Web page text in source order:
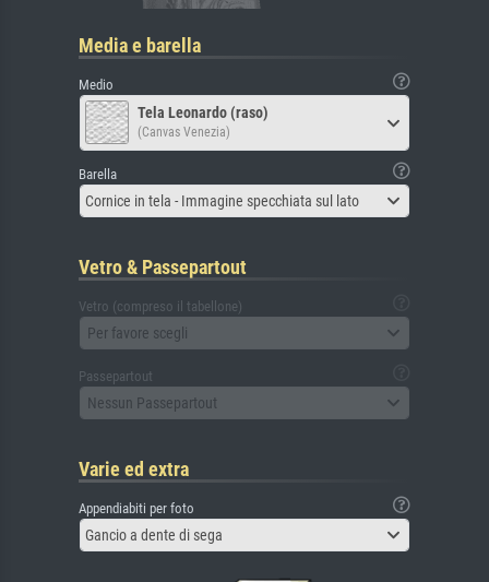
Media e barella
Medio
Tela Leonardo (raso)
(Canvas Venezia)
Barella
Cornice in tela - Immagine specchiata sul lato
Vetro & Passepartout
Vetro (compreso il tabellone)
Per favore scegli
Passepartout
Nessun Passepartout
Varie ed extra
Appendiabiti per foto
Gancio a dente di sega